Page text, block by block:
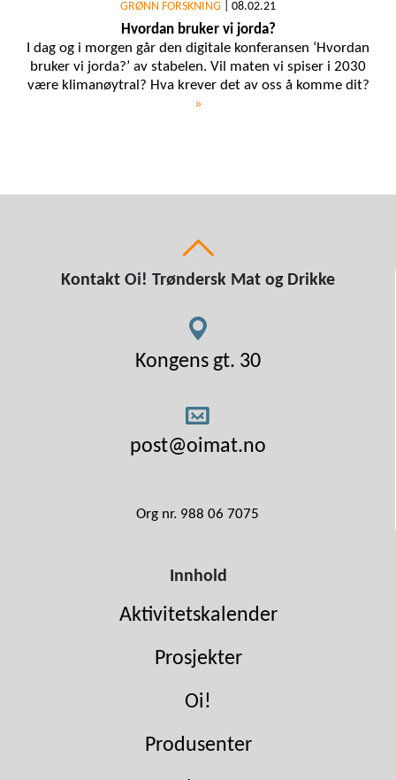
GRØNN FORSKNING 08.02.21
Hvordan bruker vi jorda?
I dag og i morgen går den digitale konferansen ‘Hvordan
bruker vi jorda?’ av stabelen. Vil maten vi spiser i 2030
være klimanøytral? Hva krever det av oss å komme dit?
»
Kontakt Oi! Trøndersk Mat og Drikke
Kongens gt. 30
post@oimat.no
Org nr. 988 06 7075
Innhold
Aktivitetskalender
Prosjekter
Oi!
Produsenter